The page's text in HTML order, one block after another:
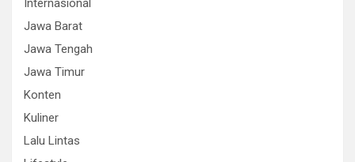
Internasional
Jawa Barat
Jawa Tengah
Jawa Timur
Konten
Kuliner
Lalu Lintas